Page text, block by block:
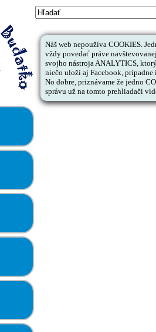
Náš web nepoužíva COOKIES.
vždy povedať práve
svojho nástroja ANALYTICS,
niečo uloží aj Facebook, prípadne
No dobre, priznávame že jedno
správu už na tomto prehliadači